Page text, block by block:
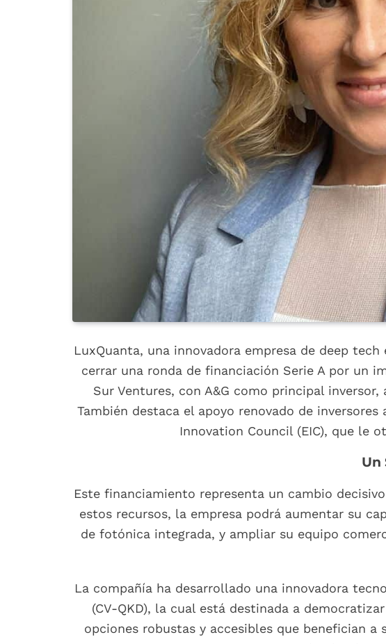
LuxQuanta, una innovadora empresa de deep
cerrar una ronda de financiación Serie A por un
Sur Ventures, con A&G como principal
También destaca el apoyo renovado de
Innovation Council (EIC), que le
Un
Este financiamiento representa un cambio
estos recursos, la empresa podrá aumentar su
de fotónica integrada, y ampliar su equipo
La compañía ha desarrollado una innovadora
(CV-QKD), la cual está destinada a
opciones robustas y accesibles que benefician